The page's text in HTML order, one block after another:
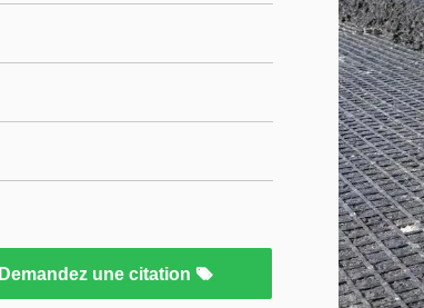
Demandez une citation